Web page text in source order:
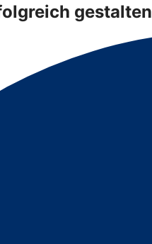
gestalten